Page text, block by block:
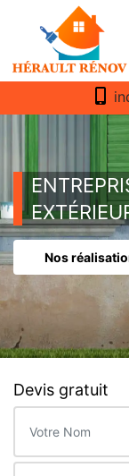
Nos
Devis gratuit